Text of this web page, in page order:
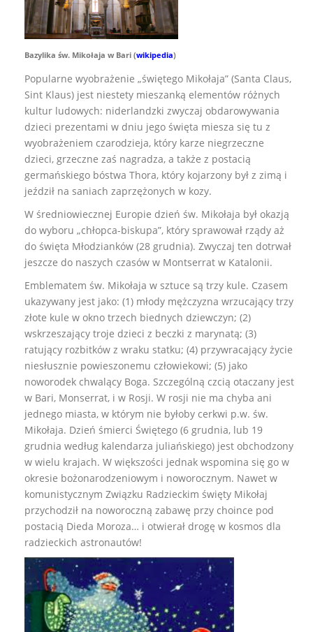
Bazylika św. Mikołaja w Bari (wikipedia)
Popularne wyobrażenie „świętego Mikołaja” (Santa Claus,
Sint Klaus) jest niestety mieszanką elementów różnych
kultur ludowych: niderlandzki zwyczaj obdarowywania
dzieci prezentami w dniu jego święta miesza się tu z
wyobrażeniem czarodzieja, który karze niegrzeczne
dzieci, grzeczne zaś nagradza, a także z postacią
germańskiego bóstwa Thora, który kojarzony był z zimą i
jeździł na saniach zaprzężonych w kozy.
W średniowiecznej Europie dzień św. Mikołaja był okazją
do wyboru „chłopca-biskupa”, który sprawował rządy aż
do święta Młodzianków (28 grudnia). Zwyczaj ten dotrwał
jeszcze do naszych czasów w Montserrat w Katalonii.
Emblematem św. Mikołaja w sztuce są trzy kule. Czasem
ukazywany jest jako: (1) młody mężczyzna wrzucający trzy
złote kule w okno trzech biednych dziewczyn; (2)
wskrzeszający troje dzieci z beczki z marynatą; (3)
ratujący rozbitków z wraku statku; (4) przywracający życie
niesłusznie powieszonemu człowiekowi; (5) jako
noworodek chwalący Boga. Szczególną czcią otaczany jest
w Bari, Monserrat, i w Rosji. W rosji nie ma chyba ani
jednego miasta, w którym nie byłoby cerkwi p.w. św.
Mikołaja. Dzień śmierci Świętego (6 grudnia, lub 19
grudnia według kalendarza juliańskiego) jest obchodzony
w wielu krajach. W większości jednak wspomina się go w
okresie bożonarodzeniowym i noworocznym. Nawet w
komunistycznym Związku Radzieckim święty Mikołaj
przychodził na noworoczną zabawę przy choince pod
postacią Dieda Moroza… i otwierał drogę w kosmos dla
radzieckich astronautów!